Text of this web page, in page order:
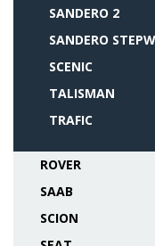
SANDERO 2
SANDERO
SCENIC
TALISMAN
TRAFIC
ROVER
SAAB
SCION